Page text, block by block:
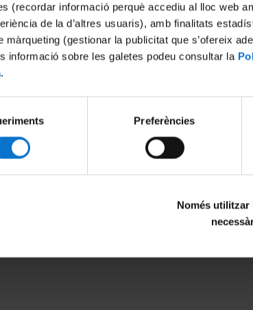
(recordar informació perquè accediu al lloc web
de la d’altres usuaris), amb finalitats
màrqueting (gestionar la publicitat que s’ofereix
informació sobre les galetes podeu consultar la
.
Preferències
Només utilitzar
MENÚ PEU 1